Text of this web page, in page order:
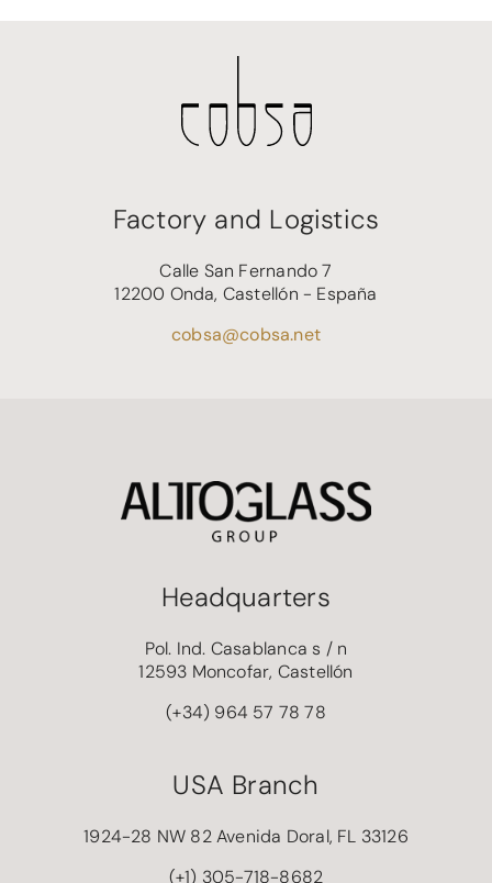
Factory and Logistics
Calle San Fernando 7
12200 Onda, Castellón - España
cobsa@cobsa.net
Headquarters
Pol. Ind. Casablanca s / n
12593 Moncofar, Castellón
(+34) 964 57 78 78
USA Branch
1924-28 NW 82 Avenida Doral, FL 33126
(+1) 305-718-8682